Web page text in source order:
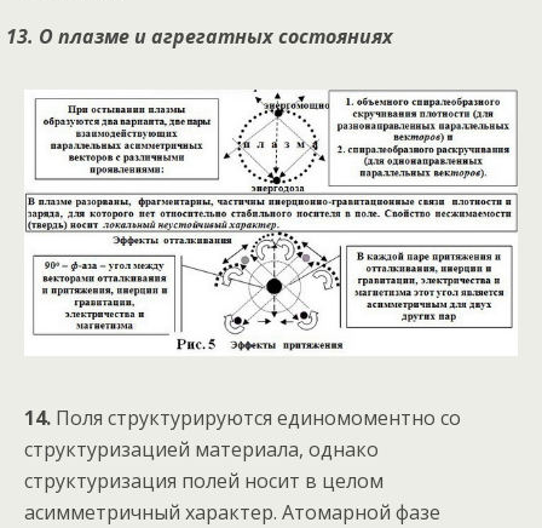
13. О плазме и агрегатных состояниях
14. Поля структурируются единомоментно со
структуризацией материала, однако
структуризация полей носит в целом
асимметричный характер. Атомарной фазе